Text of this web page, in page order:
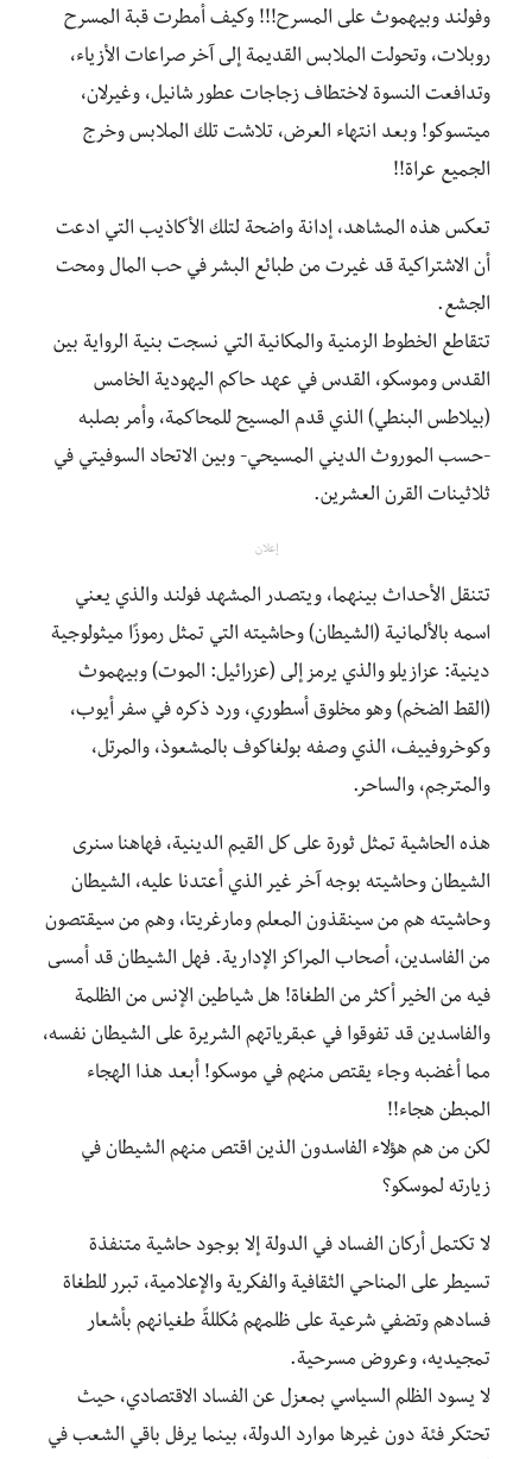
وفولند وبيهموث على المسرح!!! وكيف أمطرت قبة المسرح
روبلات، وتحولت الملابس القديمة إلى آخر صراعات الأزياء،
وتدافعت النسوة لاختطاف زجاجات عطور شانيل، وغيرلان،
ميتسوكو! وبعد انتهاء العرض، تلاشت تلك الملابس وخرج
الجميع عراة‪!!‬
تعكس هذه المشاهد، إدانة واضحة لتلك الأكاذيب التي ادعت
أن الاشتراكية قد غيرت من طبائع البشر في حب المال ومحت
الجشع‪.‬
تتقاطع الخطوط الزمنية والمكانية التي نسجت بنية الرواية بين
القدس وموسكو، القدس في عهد حاكم اليهودية الخامس
(بيلاطس البنطي) الذي قدم المسيح للمحاكمة، وأمر بصلبه
-حسب الموروث الديني المسيحي- وبين الاتحاد السوفيتي في
ثلاثينات القرن العشرين‪.‬
إعلان
تتنقل الأحداث بينهما، ويتصدر المشهد فولند والذي يعني
اسمه بالألمانية (الشيطان) وحاشيته التي تمثل رموزًا ميثولوجية
دينية: عزازيلو والذي يرمز إلى (عزرائيل: الموت) وبيهموث
(القط الضخم) وهو مخلوق أسطوري، ورد ذكره في سفر أيوب،
وكوخروفييف، الذي وصفه بولغاكوف بالمشعوذ، والمرتل،
والمترجم، والساحر.
هذه الحاشية تمثل ثورة على كل القيم الدينية، فهاهنا سنرى
الشيطان وحاشيته بوجه آخر غير الذي أعتدنا عليه، الشيطان
وحاشيته هم من سينقذون المعلم ومارغريتا، وهم من سيقتصون
من الفاسدين، أصحاب المراكز الإدارية. فهل الشيطان قد أمسى
فيه من الخير أكثر من الطغاة! هل شياطين الإنس من الظلمة
والفاسدين قد تفوقوا في عبقرياتهم الشريرة على الشيطان نفسه،
مما أغضبه وجاء يقتص منهم في موسكو! أبعد هذا الهجاء
المبطن هجاء‪!!‬
لكن من هم هؤلاء الفاسدون الذين اقتص منهم الشيطان في
زيارته لموسكو؟
لا تكتمل أركان الفساد في الدولة إلا بوجود حاشية متنفذة
تسيطر على المناحي الثقافية والفكرية والإعلامية، تبرر للطغاة
فسادهم وتضفي شرعية على ظلمهم مُكللةً طغيانهم بأشعار
تمجيديه، وعروض مسرحية.
لا يسود الظلم السياسي بمعزل عن الفساد الاقتصادي، حيث
تحتكر فئة دون غيرها موارد الدولة، بينما يرفل باقي الشعب في